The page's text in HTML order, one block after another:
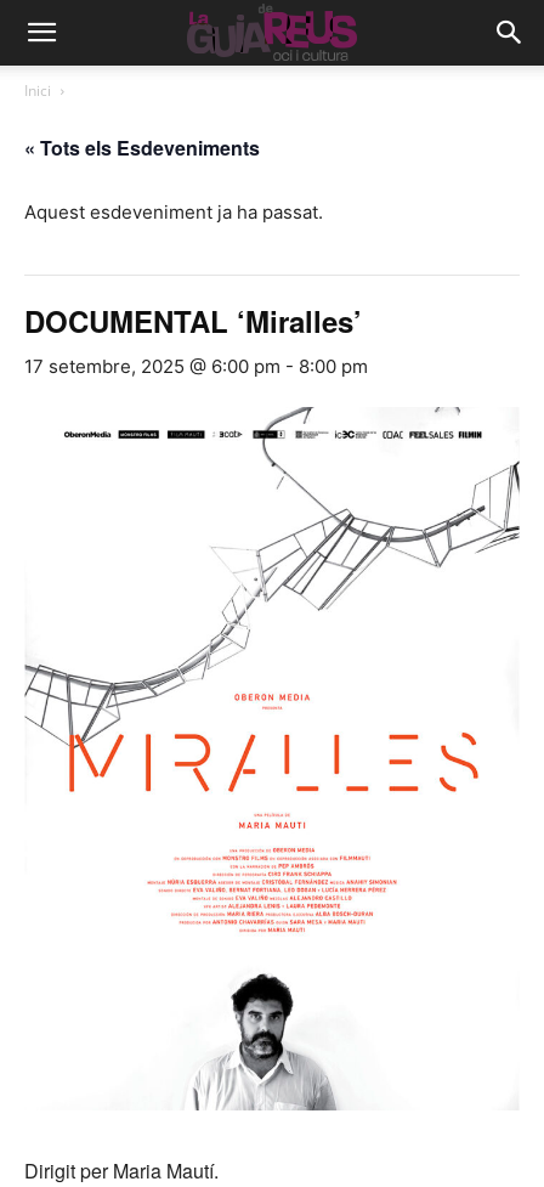
Inici
« Tots els Esdeveniments
Aquest esdeveniment ja ha passat.
DOCUMENTAL ‘Miralles’
17 setembre, 2025 @ 6:00 pm - 8:00 pm
Dirigit per Maria Mautí.